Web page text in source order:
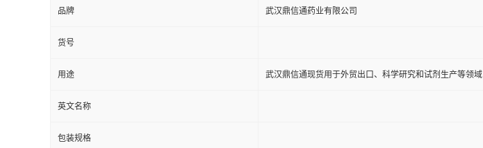
品牌 武汉鼎信通药业有限公司
货号
用途 武汉鼎信通现货用于外贸出口、科学研究和试剂生产等领域
英文名称
包装规格